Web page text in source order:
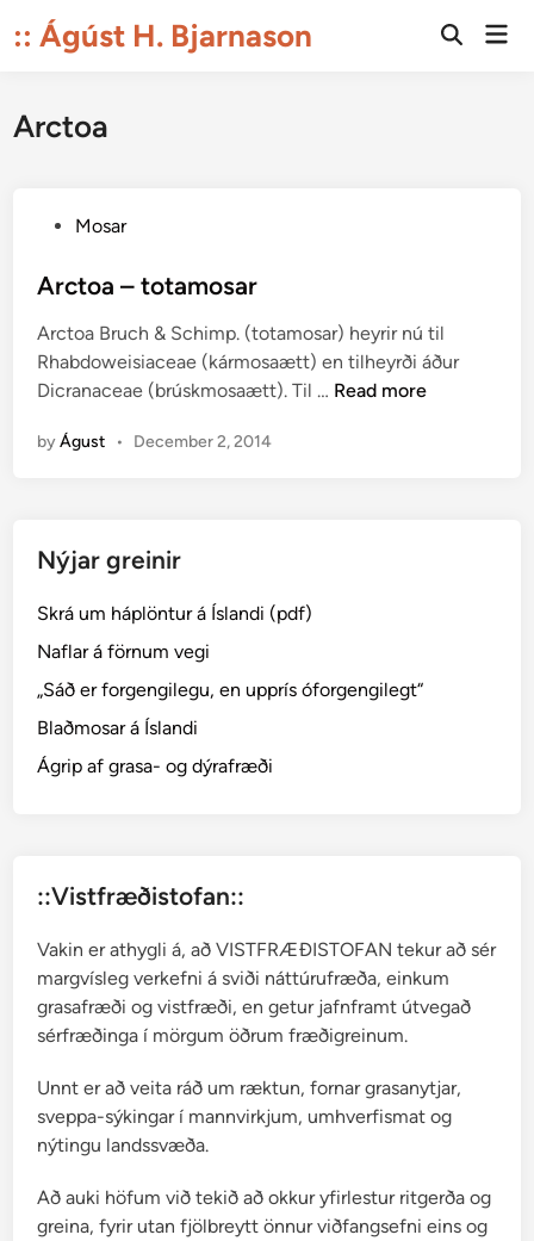
to:: Ágúst H. Bjarnason
Open
Arctoa
s
e
d
i
Mosar
Arctoa – totamosar
Arctoa Bruch & Schimp. (totamosar) heyrir nú til
Rhabdoweisiaceae (kármosaætt) en tilheyrði áður
Dicranaceae (brúskmosaætt). Til … A
m
Read more
byÁgust • December 2, 2014
Nýjar greinir
Skrá um háplöntur á Íslandi (pdf)
Naflar á förnum vegi
„Sáð er forgengilegu, en upprís óforgengilegt“
Blaðmosar á Íslandi
Ágrip af grasa- og dýrafræði
::Vistfræðistofan::
Vakin er athygli á, að VISTFRÆÐISTOFAN tekur að sér
margvísleg verkefni á sviði náttúrufræða, einkum
grasafræði og vistfræði, en getur jafnframt útvegað
sérfræðinga í mörgum öðrum fræðigreinum.
Unnt er að veita ráð um ræktun, fornar grasanytjar,
sveppa-sýkingar í mannvirkjum, umhverfismat og
nýtingu landssvæða.
Að auki höfum við tekið að okkur yfirlestur ritgerða og
greina, fyrir utan fjölbreytt önnur viðfangsefni eins og